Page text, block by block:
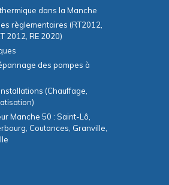
dans la Manche
règlementaires (RT2012,
2012, RE 2020)
des pompes à
(Chauffage,
Manche 50 : Saint-Lô,
Coutances, Granville,